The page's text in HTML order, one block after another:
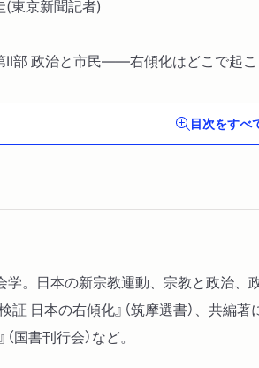
(東京新聞記者)
II部 政治と市民――右傾化はどこで起
第5章 自民党の右傾化――その原因を分
6章 有権者の「右傾化」を検証する 竹
8章 教育基本法「改定」とその後 大内
9章 国に都合のいい子、親、教師をつ
)
目次をすべ
。日本の新宗教運動、宗教と政治
日本の右傾化』（筑摩選書）、共編
国書刊行会）など。